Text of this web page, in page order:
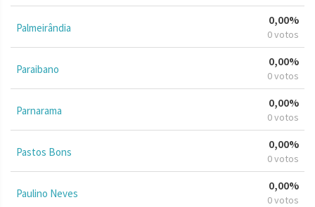
Palmeirândia
0,00%
0 votos
Paraibano
0,00%
0 votos
Parnarama
0,00%
0 votos
Pastos Bons
0,00%
0 votos
Paulino Neves
0,00%
0 votos